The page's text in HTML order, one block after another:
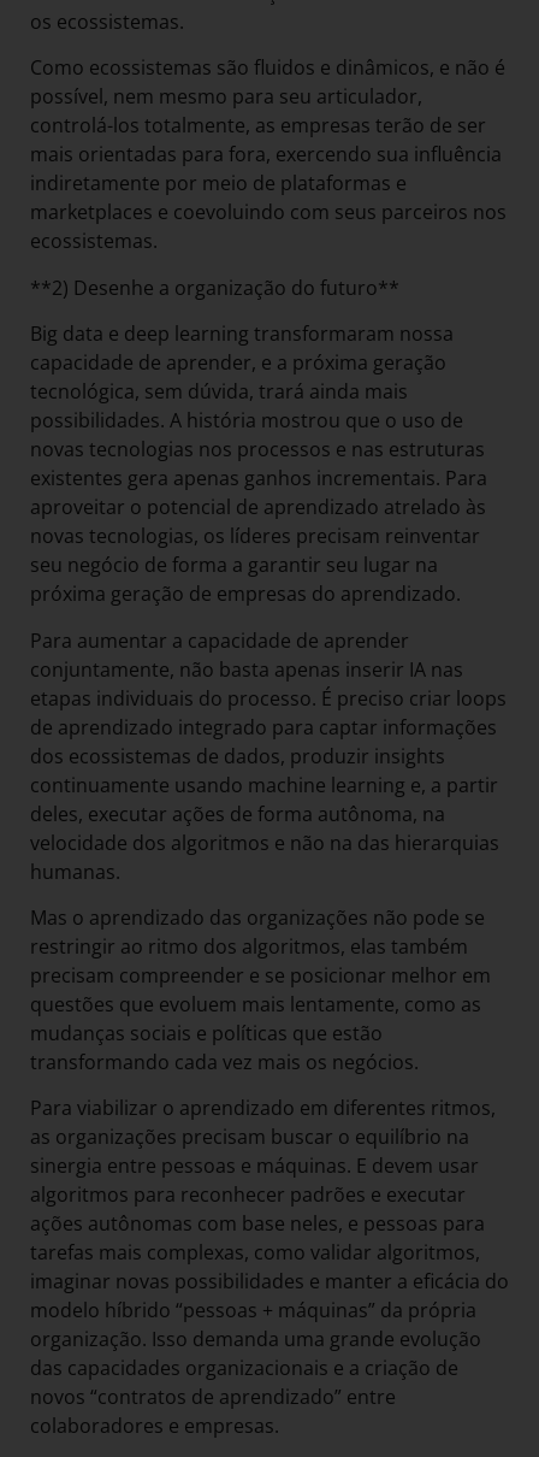
os ecossistemas.
Como ecossistemas são fluidos e dinâmicos, e não é
possível, nem mesmo para seu articulador,
controlá-los totalmente, as empresas terão de ser
mais orientadas para fora, exercendo sua influência
indiretamente por meio de plataformas e
marketplaces e coevoluindo com seus parceiros nos
ecossistemas.
**2) Desenhe a organização do futuro**
Big data e deep learning transformaram nossa
capacidade de aprender, e a próxima geração
tecnológica, sem dúvida, trará ainda mais
possibilidades. A história mostrou que o uso de
novas tecnologias nos processos e nas estruturas
existentes gera apenas ganhos incrementais. Para
aproveitar o potencial de aprendizado atrelado às
novas tecnologias, os líderes precisam reinventar
seu negócio de forma a garantir seu lugar na
próxima geração de empresas do aprendizado.
Para aumentar a capacidade de aprender
conjuntamente, não basta apenas inserir IA nas
etapas individuais do processo. É preciso criar loops
de aprendizado integrado para captar informações
dos ecossistemas de dados, produzir insights
continuamente usando machine learning e, a partir
deles, executar ações de forma autônoma, na
velocidade dos algoritmos e não na das hierarquias
humanas.
Mas o aprendizado das organizações não pode se
restringir ao ritmo dos algoritmos, elas também
precisam compreender e se posicionar melhor em
questões que evoluem mais lentamente, como as
mudanças sociais e políticas que estão
transformando cada vez mais os negócios.
Para viabilizar o aprendizado em diferentes ritmos,
as organizações precisam buscar o equilíbrio na
sinergia entre pessoas e máquinas. E devem usar
algoritmos para reconhecer padrões e executar
ações autônomas com base neles, e pessoas para
tarefas mais complexas, como validar algoritmos,
imaginar novas possibilidades e manter a eficácia do
modelo híbrido “pessoas + máquinas” da própria
organização. Isso demanda uma grande evolução
das capacidades organizacionais e a criação de
novos “contratos de aprendizado” entre
colaboradores e empresas.